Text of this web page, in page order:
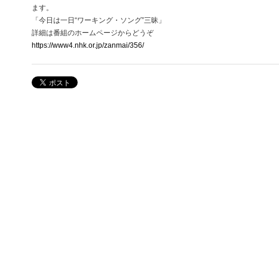
ます。
「今日は一日“ワーキング・ソング”三昧」
詳細は番組のホームページからどうぞ
https://www4.nhk.or.jp/zanmai/356/